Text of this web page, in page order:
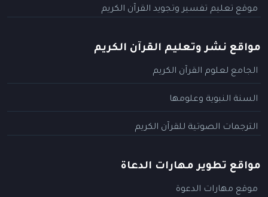
موقع تعليم تفسير وتجويد القرآن الكريم
مواقع نشر وتعليم القرآن الكريم
الجامع لعلوم القرآن الكريم
السنة النبوية وعلومها
الترجمات الصوتية للقرآن الكريم
مواقع تطوير مهارات الدعاة
موقع مهارات الدعوة